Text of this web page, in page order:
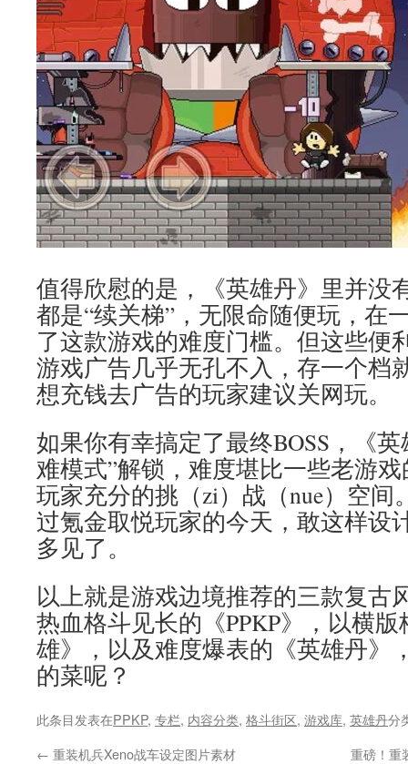
值得欣慰的是，《英雄丹》里并没
都是“续关梯”，无限命随便玩，在
了这款游戏的难度门槛。但这些便
游戏广告几乎无孔不入，存一个档
想充钱去广告的玩家建议关网玩。
如果你有幸搞定了最终BOSS，《
难模式”解锁，难度堪比一些老游
玩家充分的挑（zi）战（nue）空间
过氪金取悦玩家的今天，敢这样设
多见了。
以上就是游戏边境推荐的三款复古
热血格斗见长的《PPKP》，以横
雄》，以及难度爆表的《英雄丹》
的菜呢？
此条目发表在PPKP, 专栏, 内容分类, 格斗街区, 游戏库, 英雄丹分
← 重装机兵Xeno战车设定图片素材 重磅！重